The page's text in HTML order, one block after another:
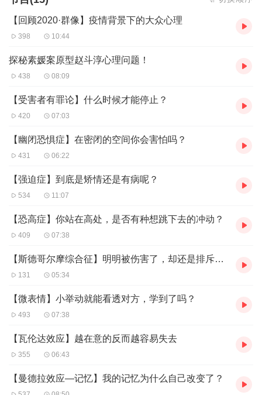
【回顾2020·群像】疫情背景下的大众心理
398 10:44
探秘素媛案原型赵斗淳心理问题！
438 08:09
【受害者有罪论】什么时候才能停止？
420 07:03
【幽闭恐惧症】在密闭的空间你会害怕吗？
431 06:22
【强迫症】到底是矫情还是有病呢？
534 11:07
【恐高症】你站在高处，是否有种想跳下去的冲动？
409 07:38
【斯德哥尔摩综合征】明明被伤害了，却还是排斥不起来
131 05:34
【微表情】小举动就能看透对方，学到了吗？
493 07:38
【瓦伦达效应】越在意的反而越容易失去
355 06:43
【曼德拉效应—记忆】我的记忆为什么自己改变了？